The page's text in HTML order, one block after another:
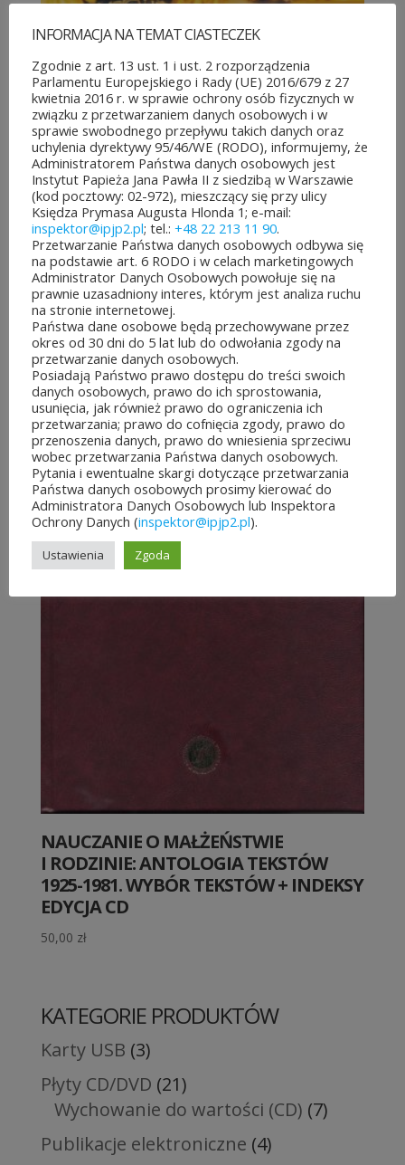
„WYCHOWANIE DO WARTOŚCI.
PODRĘCZNIK DLA LICEÓW
I TECHNIKÓW. POZIOM 4” (CD)
14,00zł
NAUCZANIE O MAŁŻEŃSTWIE
I RODZINIE: ANTOLOGIA TEKSTÓW
1925-1981. WYBÓR TEKSTÓW + INDEKSY
EDYCJA CD
50,00 zł
KATEGORIE PRODUKTÓW
Karty USB (3)
Płyty CD/DVD (21)
Wychowanie do wartości (CD) (7)
Publikacje elektroniczne (4)
INFORMACJA NA TEMAT CIASTECZEK
Zgodnie z art. 13 ust. 1 i ust. 2 rozporządzenia
Parlamentu Europejskiego i Rady (UE) 2016/679 z 27
kwietnia 2016 r. w sprawie ochrony osób fizycznych w
związku z przetwarzaniem danych osobowych i w
sprawie swobodnego przepływu takich danych oraz
uchylenia dyrektywy 95/46/WE (RODO), informujemy, że
Administratorem Państwa danych osobowych jest
Instytut Papieża Jana Pawła II z siedzibą w Warszawie
(kod pocztowy: 02-972), mieszczący się przy ulicy
Księdza Prymasa Augusta Hlonda 1; e-mail:
inspektor@ipjp2.pl; tel.: +48 22 213 11 90.
Przetwarzanie Państwa danych osobowych odbywa się
na podstawie art. 6 RODO i w celach marketingowych
Administrator Danych Osobowych powołuje się na
prawnie uzasadniony interes, którym jest analiza ruchu
na stronie internetowej.
Państwa dane osobowe będą przechowywane przez
okres od 30 dni do 5 lat lub do odwołania zgody na
przetwarzanie danych osobowych.
Posiadają Państwo prawo dostępu do treści swoich
danych osobowych, prawo do ich sprostowania,
usunięcia, jak również prawo do ograniczenia ich
przetwarzania; prawo do cofnięcia zgody, prawo do
przenoszenia danych, prawo do wniesienia sprzeciwu
wobec przetwarzania Państwa danych osobowych.
Pytania i ewentualne skargi dotyczące przetwarzania
Państwa danych osobowych prosimy kierować do
Administratora Danych Osobowych lub Inspektora
Ochrony Danych (inspektor@ipjp2.pl).
Ustawienia Zgoda